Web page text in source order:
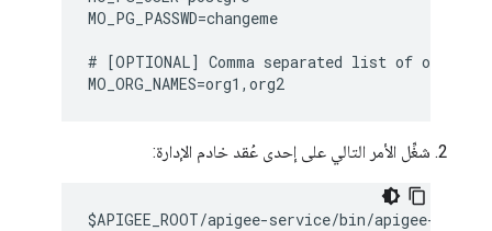
MO_PG_PASSWD=changeme
# [OPTIONAL] Comma separated list of org
MO_ORG_NAMES=org1,org2
شغِّل الأمر التالي على إحدى عُقد خادم الإدارة:
$APIGEE_ROOT/apigee-service/bin/apigee-